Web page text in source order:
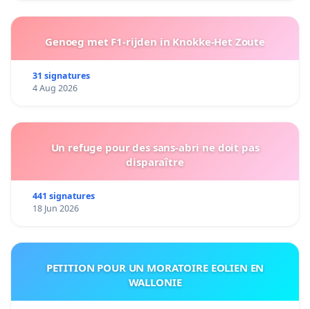
Genoeg met F1-rijden in Knokke-Het Zoute
31 signatures
4 Aug 2026
Un refuge pour des sans-abri ne doit pas
disparaître
441 signatures
18 Jun 2026
PETITION POUR UN MORATOIRE EOLIEN EN
WALLONIE